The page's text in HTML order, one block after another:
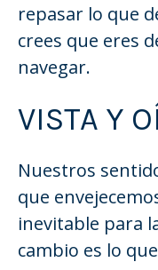
repasar lo que
crees que eres
navegar.
VISTA Y
Nuestros
que
inevitable para
cambio es lo